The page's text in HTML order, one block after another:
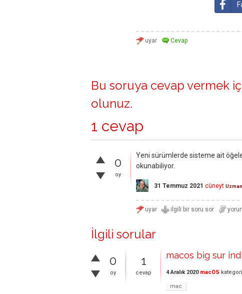
Bu soruya cevap vermek
olunuz.
1 cevap
0
oy
Yeni sürümlerde sisteme ait
okunabiliyor.
31 Temmuz 2021 cüneyt Uzman
İlgili sorular
0
oy
1
cevap
macos big sur
4 Aralık 2020 macOS
mac